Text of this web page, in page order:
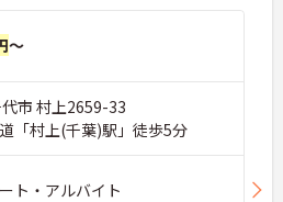
る職場です
～
市 村上2659-33
「村上(千葉)駅」徒歩5分
ト・アルバイト